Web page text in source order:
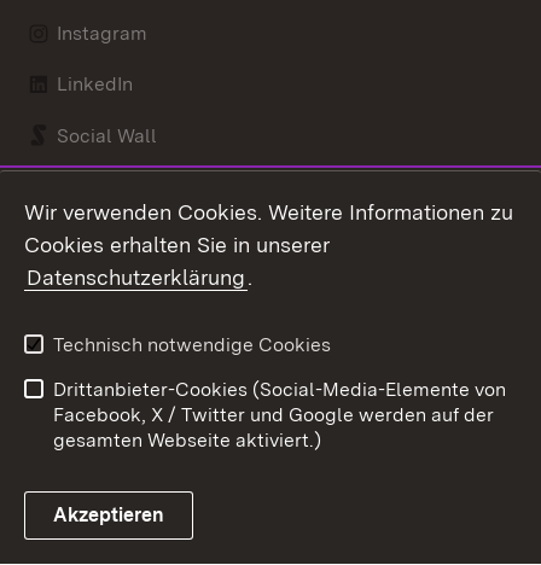
Instagram
LinkedIn
Social Wall
Link zum Landesportal
Kontakt
Barrierefreiheit
Impressum
Cookies
Wir verwenden Cookies. Weitere Informationen zu
Cookies erhalten Sie in unserer
Datenschutzerklärung.
Technisch notwendige Cookies
Drittanbieter-Cookies (Social-Media-Elemente von
Facebook, X / Twitter und Google werden auf der
gesamten Webseite aktiviert.)
Akzeptieren